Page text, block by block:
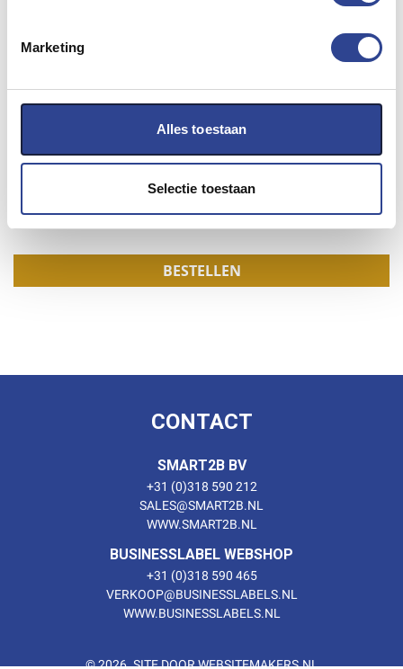
Marketing
Alles toestaan
Selectie toestaan
De inhoud van deze inktcartridges is 32,5 ml.
is geschikt voor de volgende Epson labelprinters:
Epson ColorWorks TM-C3500
BESTELLEN
CONTACT
SMART2B BV
+31 (0)318 590 212
SALES@SMART2B.NL
WWW.SMART2B.NL
BUSINESSLABEL WEBSHOP
+31 (0)318 590 465
VERKOOP@BUSINESSLABELS.NL
WWW.BUSINESSLABELS.NL
© 2026. SITE DOOR WEBSITEMAKERS.NL